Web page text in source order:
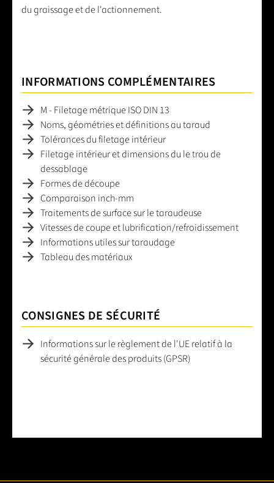
du graissage et de l'actionnement.
INFORMATIONS COMPLÉMENTAIRES
M - Filetage métrique ISO DIN 13
Noms, géométries et définitions au taraud
Tolérances du filetage intérieur
Filetage intérieur et dimensions du le trou de
dessablage
Formes de découpe
Comparaison inch-mm
Traitements de surface sur le taraudeuse
Vitesses de coupe et lubrification/refroidissement
Informations utiles sur taraudage
Tableau des matériaux
CONSIGNES DE SÉCURITÉ
Informations sur le règlement de l'UE relatif à la
sécurité générale des produits (GPSR)